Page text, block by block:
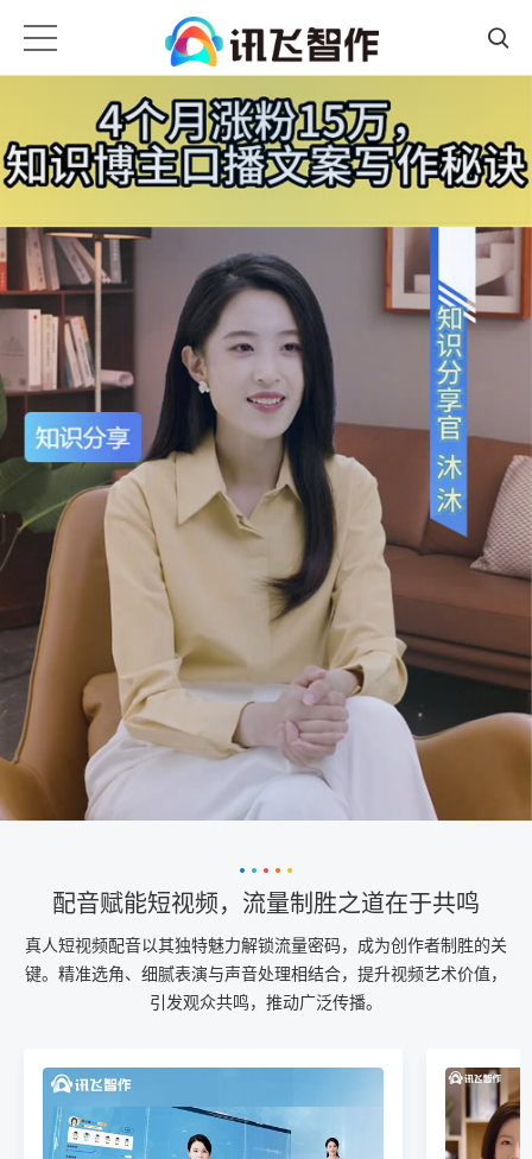
配音赋能短视频，流量制胜之道在于共鸣
真人短视频配音以其独特魅力解锁流量密码，成为创作者制胜的关
键。精准选角、细腻表演与声音处理相结合，提升视频艺术价值，
引发观众共鸣，推动广泛传播。